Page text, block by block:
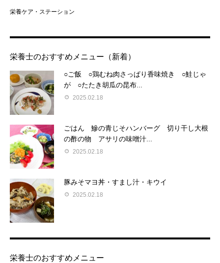
栄養ケア・ステーション
栄養士のおすすめメニュー（新着）
○ご飯 ○鶏むね肉さっぱり香味焼き ○鮭じゃ
が ○たたき胡瓜の昆布...
2025.02.18
ごはん 鰺の青じそハンバーグ 切り干し大根
の酢の物 アサリの味噌汁...
2025.02.18
豚みそマヨ丼・すまし汁・キウイ
2025.02.18
栄養士のおすすめメニュー